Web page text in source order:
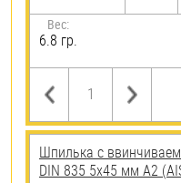
Вес:
6.8 гр.
Шпилька c
DIN 835 5х45 мм А2